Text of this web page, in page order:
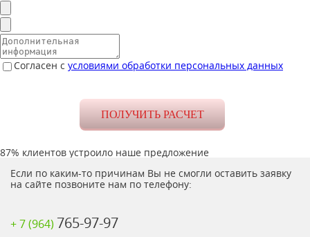
Согласен с условиями обработки персональных данных
87% клиентов устроило наше предложение
Если по каким-то причинам Вы не смогли оставить заявку
на сайте позвоните нам по телефону:
+ 7 (964) 765-97-97